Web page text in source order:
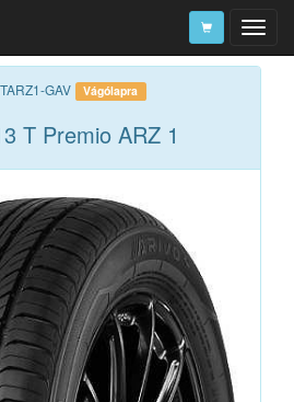
GAV Vágólapra
T Premio ARZ 1